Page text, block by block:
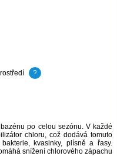
?
po celou sezónu. V každé
chloru, což dodává tomuto
kvasinky, plísně a řasy.
snížení chlorového zápachu